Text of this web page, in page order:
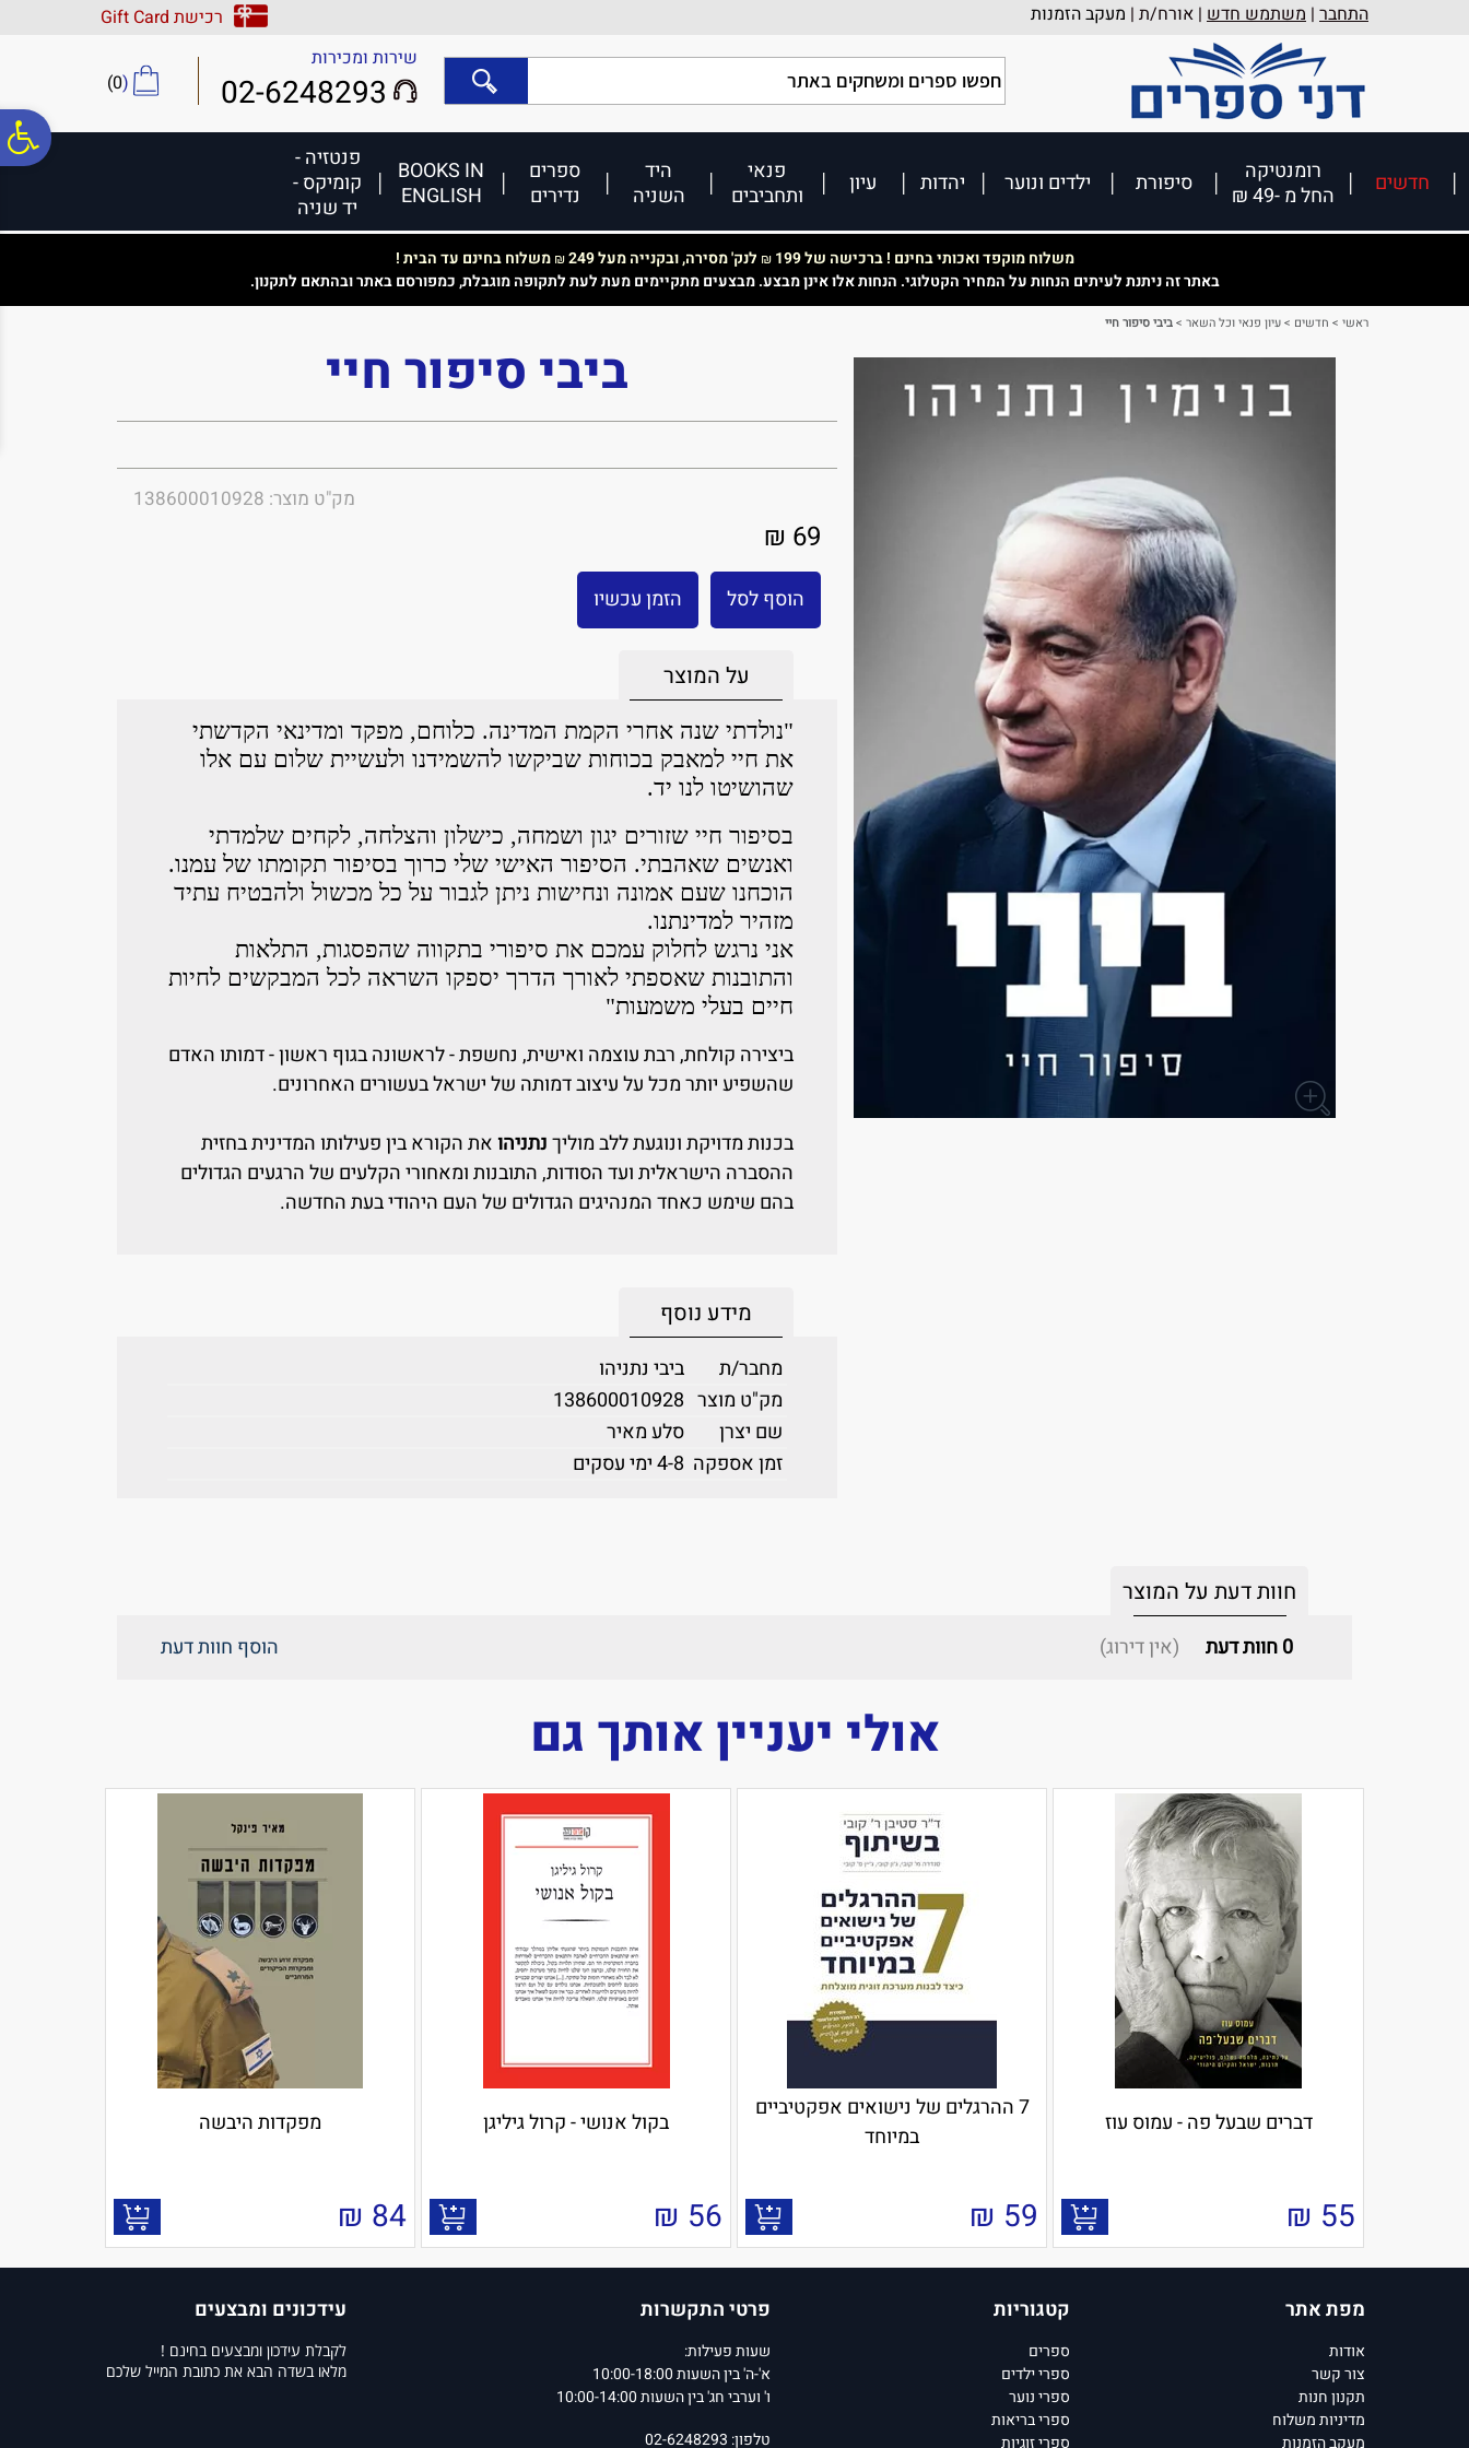
נגישות
אתר
המרכזי
התחבר | משתמש חדש | אורח/ת | מעקב הזמנות
רכישת Gift Card
שירות ומכירות
02-6248293
(
0
)
חדשים
רומנטיקה
החל מ -49 ₪
סיפורת ילדים ונוער יהדות עיון
פנאי
ותחביבים
היד
השניה
ספרים
נדירים
BOOKS IN
ENGLISH
פנטזיה -
קומיקס -
יד שניה
משלוח מוקפד ואכותי בחינם ! ברכישה של 199 ₪ לנק' מסירה, ובקנייה מעל 249 ₪משלוח בחינם עד הבית !
באתר זה ניתנת לעיתים הנחות על המחיר הקטלוגי. הנחות אלו אינן מבצע. מבצעים מתקיימים מעת לעת לתקופה מוגבלת, כמפורסם באתר ובהתאם לתקנון.
ראשי > חדשים >עיון פנאי וכל השאר >ביבי סיפור חיי
ביבי סיפור חיי
מק"ט מוצר: 138600010928
69 ₪
הוסף לסל הזמן עכשיו
על המוצר
"נולדתי שנה אחרי הקמת המדינה. כלוחם, מפקד ומדינאי הקדשתי
את חיי למאבק בכוחות שביקשו להשמידנו ולעשיית שלום עם אלו
שהושיטו לנו יד.
בסיפור חיי שזורים יגון ושמחה, כישלון והצלחה, לקחים שלמדתי
ואנשים שאהבתי. הסיפור האישי שלי כרוך בסיפור תקומתו של עמנו.
הוכחנו שעם אמונה ונחישות ניתן לגבור על כל מכשול ולהבטיח עתיד
מזהיר למדינתנו.
אני נרגש לחלוק עמכם את סיפורי בתקווה שהפסגות, התלאות
והתובנות שאספתי לאורך הדרך יספקו השראה לכל המבקשים לחיות
חיים בעלי משמעות"
ביצירה קולחת, רבת עוצמה ואישית, נחשפת - לראשונה בגוף ראשון - דמותו האדם
שהשפיע יותר מכל על עיצוב דמותה של ישראל בעשורים האחרונים.
בכנות מדויקת ונוגעת ללב מוליךנתניהואת הקורא בין פעילותו המדינית בחזית
ההסברה הישראלית ועד הסודות, התובנות ומאחורי הקלעים של הרגעים הגדולים
בהם שימש כאחד המנהיגים הגדולים של העם היהודי בעת החדשה.
מידע נוסף
מחבר/ת
ביבי נתניהו
מק"ט מוצר 138600010928
שם יצרן
סלע מאיר
זמן אספקה 4-8 ימי עסקים
חוות דעת על המוצר
0חוות דעת (אין דירוג) הוסף חוות דעת
אולי יעניין אותך גם
דברים שבעל פה - עמוס עוז
55
₪
7 ההרגלים של נישואים אפקטיביים
במיוחד
59
₪
בקול אנושי - קרול גיליגן
56
₪
מפקדות היבשה
84
₪
מפת אתר
אודות
צור קשר
תקנון חנות
מדיניות משלוח
מעקב הזמנות
קטגוריות
ספרים
ספרי ילדים
ספרי נוער
ספרי בריאות
ספרי זוגיות
פרטי התקשרות
שעות פעילות:
א'-ה' בין השעות 10:00-18:00
ו' וערבי חג' בין השעות 10:00-14:00
טלפון: 02-6248293
עידכונים ומבצעים
לקבלת עידכון ומבצעים בחינם !
מלאו בשדה הבא את כתובת המייל שלכם